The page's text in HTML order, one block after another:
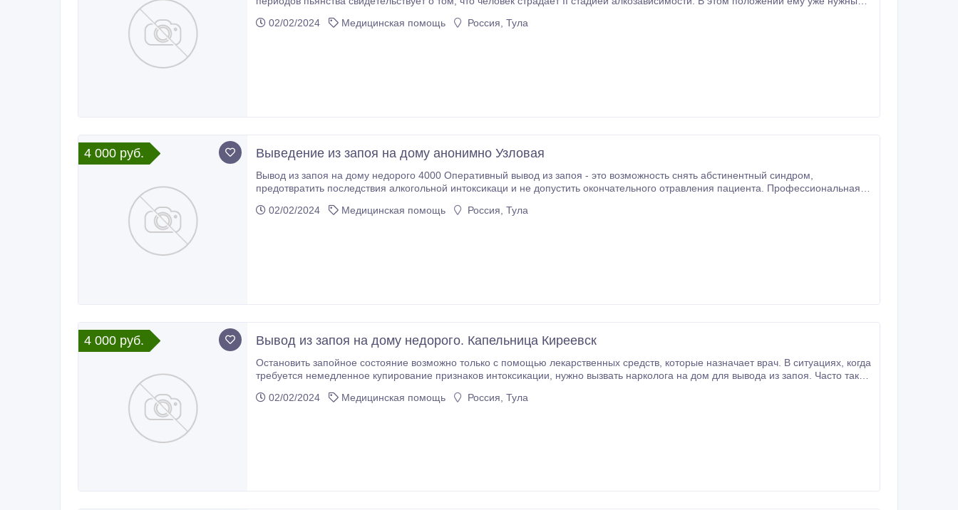
02/02/2024
Медицинская помощь Россия, Тула
4 000 руб. Выведение из запоя на дому анонимно Узловая
Вывод из запоя на дому недорого 4000 Оперативный вывод из запоя - это возможность снять абстинентный синдром,
предотвратить последствия алкогольной интоксикаци и не допустить окончательного отравления пациента. Профессиональная
алкогольной зависимости.
02/02/2024 Медицинская помощь Россия, Тула
4 000 руб. Вывод из запоя на дому недорого. Капельница Киреевск
Остановить запойное состояние возможно только с помощью лекарственных средств, которые назначает врач. В ситуациях, когда
требуется немедленное купирование признаков интоксикации, нужно вызвать нарколога на дом для вывода из запоя. Часто такой
02/02/2024
Медицинская помощь Россия, Тула